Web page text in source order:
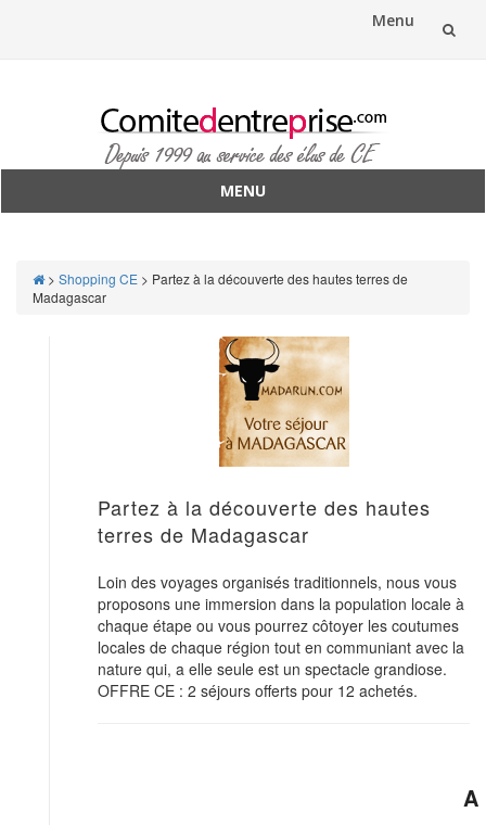
Menu
MENU
> Shopping CE > Partez à la découverte des hautes terres de
Madagascar
Partez à la découverte des hautes
terres de Madagascar
Loin des voyages organisés traditionnels, nous vous
proposons une immersion dans la population locale à
chaque étape ou vous pourrez côtoyer les coutumes
locales de chaque région tout en communiant avec la
nature qui, a elle seule est un spectacle grandiose.
OFFRE CE : 2 séjours offerts pour 12 achetés.
A